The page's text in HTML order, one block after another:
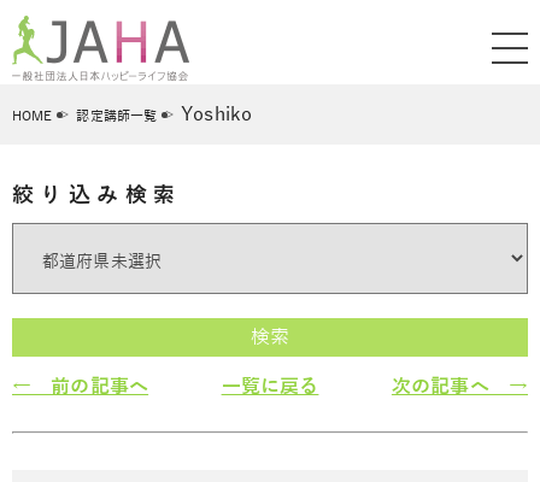
HOME 認定講師一覧 Yoshiko
絞り込み検索
検索
← 前の記事へ 一覧に戻る 次の記事へ →